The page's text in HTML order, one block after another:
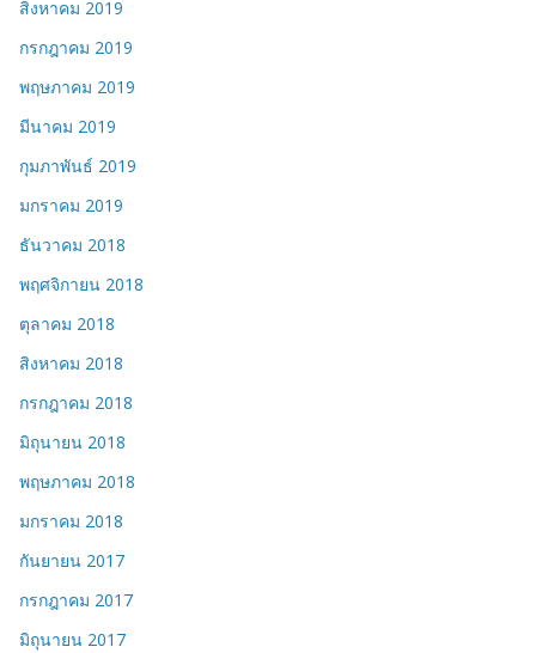
สิงหาคม 2019
กรกฎาคม 2019
พฤษภาคม 2019
มีนาคม 2019
กุมภาพันธ์ 2019
มกราคม 2019
ธันวาคม 2018
พฤศจิกายน 2018
ตุลาคม 2018
สิงหาคม 2018
กรกฎาคม 2018
มิถุนายน 2018
พฤษภาคม 2018
มกราคม 2018
กันยายน 2017
กรกฎาคม 2017
มิถุนายน 2017